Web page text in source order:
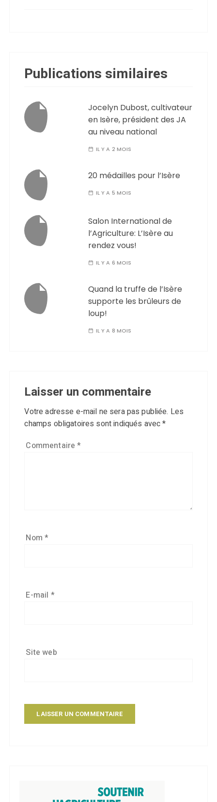
Publications similaires
Jocelyn Dubost, cultivateur
en Isère, président des JA
au niveau national
IL Y A 2 MOIS
20 médailles pour l’Isère
IL Y A 5 MOIS
Salon International de
l’Agriculture: L’Isère au
rendez vous!
IL Y A 6 MOIS
Quand la truffe de l’Isère
supporte les brûleurs de
loup!
IL Y A 8 MOIS
Laisser un commentaire
Votre adresse e-mail ne sera pas publiée. Les
champs obligatoires sont indiqués avec*
Commentaire*
Nom*
E-mail *
Site web